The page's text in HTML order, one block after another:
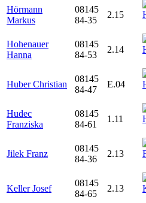
Hörmann
Markus
08145
84-35
2.15
Hohenauer
Hanna
08145
84-53
2.14
Huber Christian
08145
84-47
E.04
Hudec
Franziska
08145
84-61
1.11
Jilek Franz
08145
84-36
2.13
Keller Josef
08145
84-65
2.13